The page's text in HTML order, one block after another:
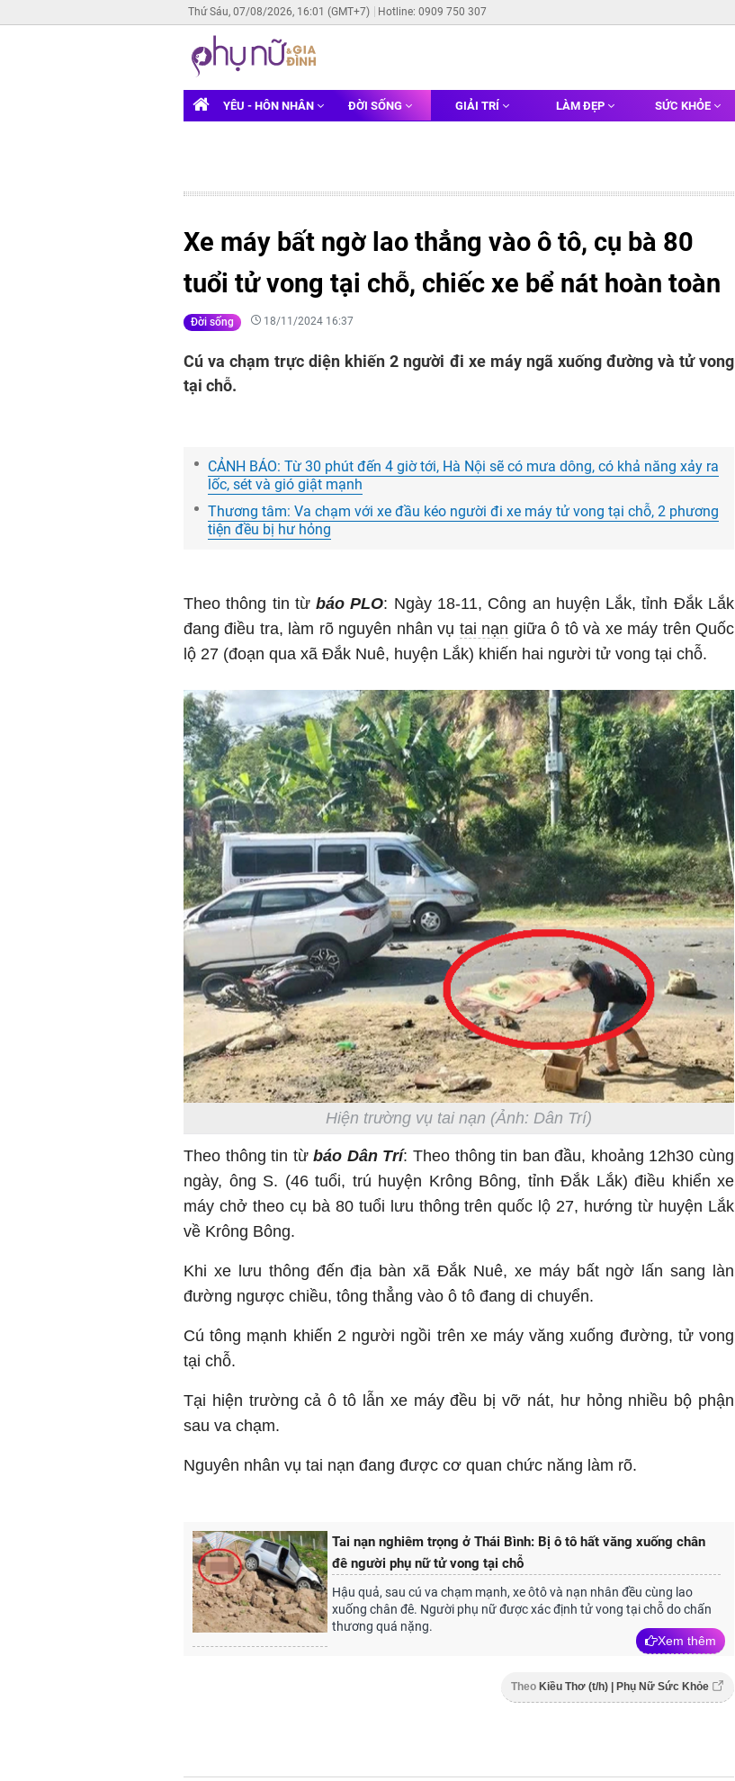
Thứ Sáu, 07/08/2026, 16:01 (GMT+7) Hotline: 0909 750 307
YÊU - HÔN NHÂN ĐỜI SỐNG GIẢI TRÍ LÀM ĐẸP SỨC KHỎE
Xe máy bất ngờ lao thẳng vào ô tô, cụ bà 80
tuổi tử vong tại chỗ, chiếc xe bể nát hoàn toàn
Đời sống 18/11/2024 16:37
Cú va chạm trực diện khiến 2 người đi xe máy ngã xuống đường và tử vong
tại chỗ.
CẢNH BÁO: Từ 30 phút đến 4 giờ tới, Hà Nội sẽ có mưa dông, có khả năng xảy ra
lốc, sét và gió giật mạnh
Thương tâm: Va chạm với xe đầu kéo người đi xe máy tử vong tại chỗ, 2 phương
tiện đều bị hư hỏng
Theo thông tin từbáo PLO: Ngày 18-11, Công an huyện Lắk, tỉnh Đắk Lắk
đang điều tra, làm rõ nguyên nhân vụ tai nạn giữa ô tô và xe máy trên Quốc
lộ 27 (đoạn qua xã Đắk Nuê, huyện Lắk) khiến hai người tử vong tại chỗ.
Hiện trường vụ tai nạn (Ảnh: Dân Trí)
Theo thông tin từbáo Dân Trí: Theo thông tin ban đầu, khoảng 12h30 cùng
ngày, ông S. (46 tuổi, trú huyện Krông Bông, tỉnh Đắk Lắk) điều khiển xe
máy chở theo cụ bà 80 tuổi lưu thông trên quốc lộ 27, hướng từ huyện Lắk
về Krông Bông.
Khi xe lưu thông đến địa bàn xã Đắk Nuê, xe máy bất ngờ lấn sang làn
đường ngược chiều, tông thẳng vào ô tô đang di chuyển.
Cú tông mạnh khiến 2 người ngồi trên xe máy văng xuống đường, tử vong
tại chỗ.
Tại hiện trường cả ô tô lẫn xe máy đều bị vỡ nát, hư hỏng nhiều bộ phận
sau va chạm.
Nguyên nhân vụ tai nạn đang được cơ quan chức năng làm rõ.
Tai nạn nghiêm trọng ở Thái Bình: Bị ô tô hất văng xuống chân
đê người phụ nữ tử vong tại chỗ
Hậu quả, sau cú va chạm mạnh, xe ôtô và nạn nhân đều cùng lao
xuống chân đê. Người phụ nữ được xác định tử vong tại chỗ do chấn
thương quá nặng.
Xem thêm
Theo Kiều Thơ (t/h) | Phụ Nữ Sức Khỏe